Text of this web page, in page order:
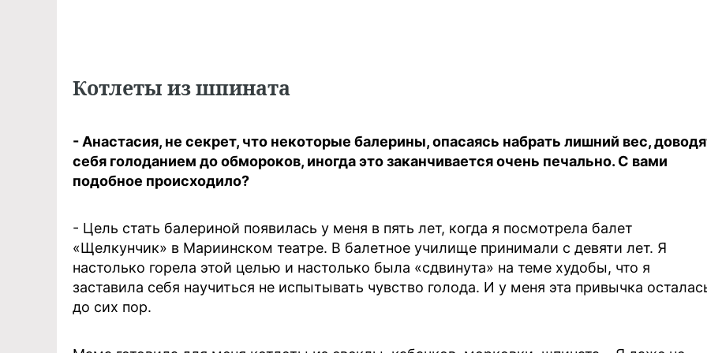
Котлеты из шпината
- Анастасия, не секрет, что некоторые балерины, опасаясь набрать лишний вес,
себя голоданием до обмороков, иногда это заканчивается очень печально. С вами
подобное происходило?
- Цель стать балериной появилась у меня в пять лет, когда я посмотрела балет
«Щелкунчик» в Мариинском театре. В балетное училище принимали с девяти лет. Я
настолько горела этой целью и настолько была «сдвинута» на теме худобы, что я
заставила себя научиться не испытывать чувство голода. И у меня эта привычка
до сих пор.